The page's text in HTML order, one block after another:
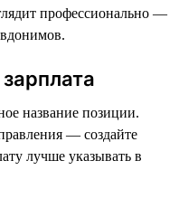
профессионально —
название позиции.
— создайте
лучше указывать в